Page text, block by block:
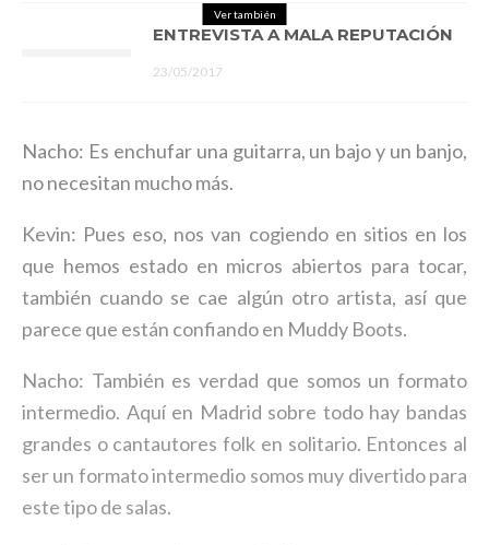
Ver también
ENTREVISTA A MALA REPUTACIÓN
23/05/2017
Nacho: Es enchufar una guitarra, un bajo y un banjo,
no necesitan mucho más.
Kevin: Pues eso, nos van cogiendo en sitios en los
que hemos estado en micros abiertos para tocar,
también cuando se cae algún otro artista, así que
parece que están confiando en Muddy Boots.
Nacho: También es verdad que somos un formato
intermedio. Aquí en Madrid sobre todo hay bandas
grandes o cantautores folk en solitario. Entonces al
ser un formato intermedio somos muy divertido para
este tipo de salas.